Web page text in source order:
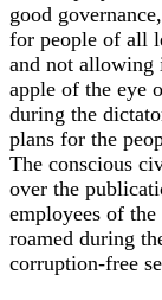
good
for people of all
and not allowing
apple of the eye
during the
plans for the
The conscious
over the
employees of
roamed during
corruption-free